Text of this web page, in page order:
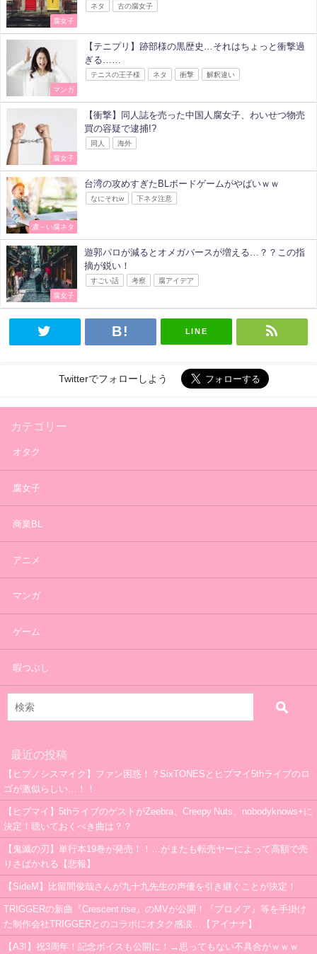
腐女子
ネタ 古の腐女子
マンガ
【テニプリ】跡部様の黒歴史…それはちょっと衝撃過
ぎる……
テニスの王子様 ネタ 衝撃 解釈違い
腐女子
【衝撃】同人誌を売った中国人腐女子、わいせつ物売
買の容疑で逮捕!?
同人 海外
濃～い腐ネタ
台湾の攻めすぎたBLボードゲームがやばいｗｗ
なにそれw 下ネタ注意
腐女子
遊郭パロが減るとオメガバースが増える…？？この指
摘が鋭い！
すごい話 考察 腐アイデア
LINE
Twitterでフォローしよう
カテゴリー
オタク
腐女子
商業BL
アニメ
マンガ
ゲーム
暇つぶし
最近の投稿
【ヒプノシスマイク】ファン困惑！？SixTONESとヒプマイ5thライブのロ
ゴが激似らしい…！！
【ヒプマイ】5thライブのゲストがZeebra、Creepy Nuts、nobodyknows+に
決定！聴いておくべき曲は？？
【鬼滅の刃】単行本19巻が発売！！…がまたも転売ヤーによって高額で売
りさばかれる【悲報】
【SideM】比留間俊哉さんが九十九先生の声優を引き継ぐことが決定！
TRIGGERの新曲『Crescent rise』のMVが公開！『プロメア』等を手掛け
た制作会社TRIGGERとのコラボにオタク感涙…【アイナナ】
【A3!】祝3周年！記念ボイスも公開に！→思ってもない不具合がｗｗｗ